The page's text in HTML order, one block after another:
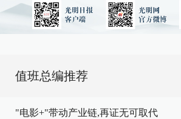
值班总编推荐
"电影+"带动产业链,再证无可取代